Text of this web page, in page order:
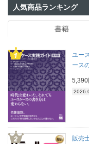
人気商品ランキング
書籍
ユー
ース
5,390
販売